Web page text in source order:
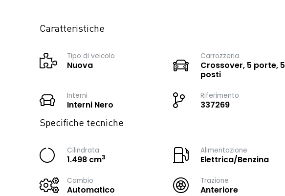
Caratteristiche
Tipo di veicolo
Nuova
Carrozzeria
Crossover, 5 porte, 5
posti
Interni
Interni Nero
Riferimento
337269
Specifiche tecniche
Cilindrata
1.498 cm3
Alimentazione
Elettrica/Benzina
Cambio
Automatico
Trazione
Anteriore